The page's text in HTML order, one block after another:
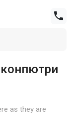

as they are